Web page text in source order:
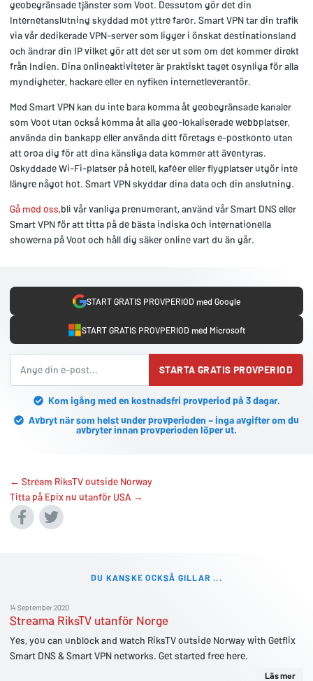
geobegränsade tjänster som Voot. Dessutom gör det din
Internetanslutning skyddad mot yttre faror. Smart VPN tar din trafik
via vår dedikerade VPN-server som ligger i önskat destinationsland
och ändrar din IP vilket gör att det ser ut som om det kommer direkt
från Indien. Dina onlineaktiviteter är praktiskt taget osynliga för alla
myndigheter, hackare eller en nyfiken internetleverantör.
Med Smart VPN kan du inte bara komma åt geobegränsade kanaler
som Voot utan också komma åt alla geo-lokaliserade webbplatser,
använda din bankapp eller använda ditt företags e-postkonto utan
att oroa dig för att dina känsliga data kommer att äventyras.
Oskyddade Wi-Fi-platser på hotell, kaféer eller flygplatser utgör inte
längre något hot. Smart VPN skyddar dina data och din anslutning.
Gå med oss,bli vår vanliga prenumerant, använd vår Smart DNS eller
Smart VPN för att titta på de bästa indiska och internationella
showerna på Voot och håll dig säker online vart du än går.
START GRATIS PROVPERIOD med Google
START GRATIS PROVPERIOD med Microsoft
STARTA GRATIS PROVPERIOD
Kom igång med en kostnadsfri provperiod på 3 dagar.
Avbryt när som helst under provperioden – inga avgifter om du
avbryter innan provperioden löper ut.
← Stream RiksTV outside Norway
Titta på Epix nu utanför USA →
DU KANSKE OCKSÅ GILLAR ...
14 September 2020
Streama RiksTV utanför Norge
Yes, you can unblock and watch RiksTV outside Norway with Getflix
Smart DNS & Smart VPN networks. Get started free here.
Läs mer